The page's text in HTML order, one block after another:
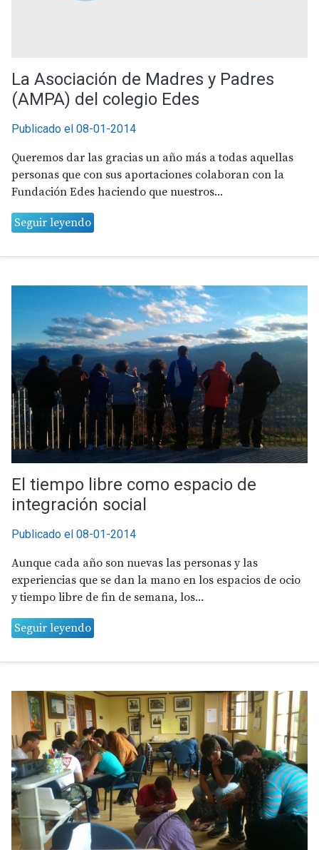
La Asociación de Madres y Padres
(AMPA) del colegio Edes
Publicado el 08-01-2014
Queremos dar las gracias un año más a todas aquellas
personas que con sus aportaciones colaboran con la
Fundación Edes haciendo que nuestros...
Seguir leyendo
El tiempo libre como espacio de
integración social
Publicado el 08-01-2014
Aunque cada año son nuevas las personas y las
experiencias que se dan la mano en los espacios de ocio
y tiempo libre de fin de semana, los...
Seguir leyendo